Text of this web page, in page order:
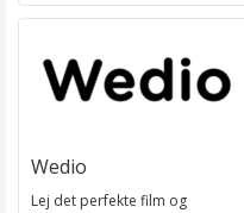
Wedio
Lej det perfekte film og